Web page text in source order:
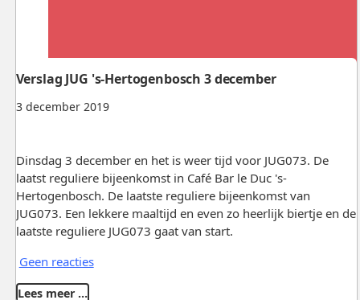
3 december 2019
Verslag JUG 's-Hertogenbosch 3 december
Dinsdag 3 december en het is weer tijd voor JUG073. De
laatst reguliere bijeenkomst in Café Bar le Duc 's-
Hertogenbosch. De laatste reguliere bijeenkomst van
JUG073. Een lekkere maaltijd en even zo heerlijk biertje en de
laatste reguliere JUG073 gaat van start.
Geen reacties
Lees meer …